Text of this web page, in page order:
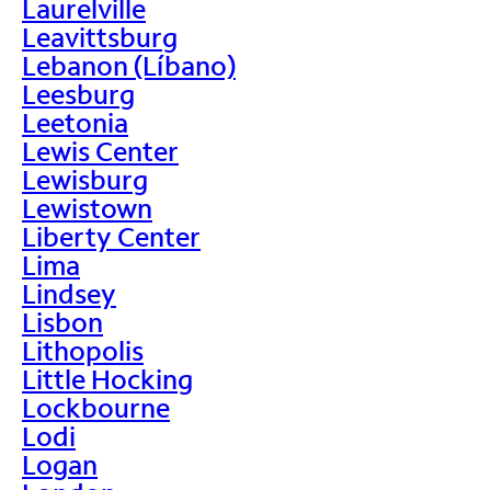
Laurelville
Leavittsburg
Lebanon (Líbano)
Leesburg
Leetonia
Lewis Center
Lewisburg
Lewistown
Liberty Center
Lima
Lindsey
Lisbon
Lithopolis
Little Hocking
Lockbourne
Lodi
Logan